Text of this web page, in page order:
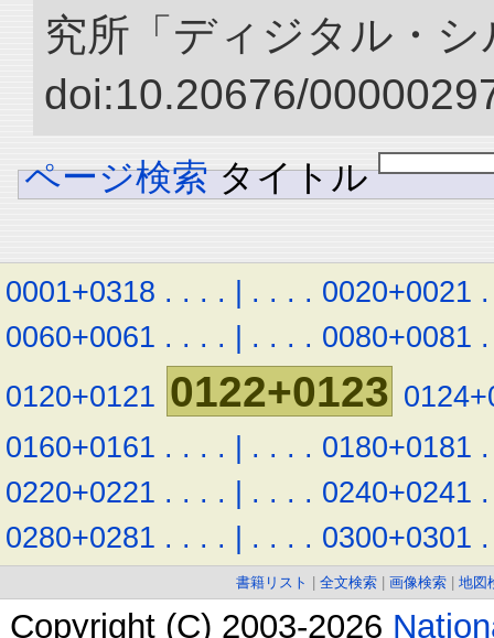
究所「ディジタル・
doi:10.20676/
ページ検索 タイトル
0001+0318 . . . . | . . . . 0020+0021 .
0060+0061 . . . . | . . . . 0080+0081 .
0120+0121 0122+0123
0160+0161 . . . . | . . . . 0180+0181 .
0220+0221 . . . . | . . . . 0240+0241 .
0280+0281 . . . . | . . . . 0300+0301 .
書籍リスト 全文検索 画像検索 地図
Copyright (C) 2003-2026